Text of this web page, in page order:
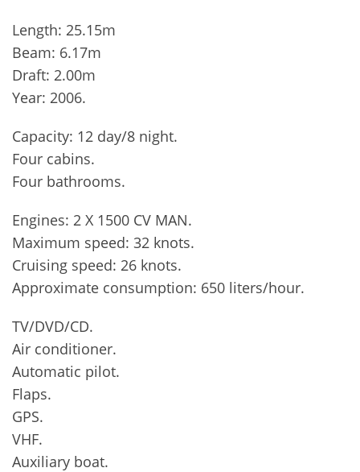
Length: 25.15m
Beam: 6.17m
Draft: 2.00m
Year: 2006.
Capacity: 12 day/8 night.
Four cabins.
Four bathrooms.
Engines: 2 X 1500 CV MAN.
Maximum speed: 32 knots.
Cruising speed: 26 knots.
Approximate consumption: 650 liters/hour.
TV/DVD/CD.
Air conditioner.
Automatic pilot.
Flaps.
GPS.
VHF.
Auxiliary boat.